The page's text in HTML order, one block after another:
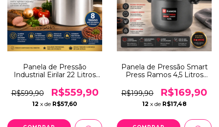
Panela de Pressão
Industrial Eirilar 22 Litros
Travas Certificada
INMETRO
R$599,90 R$559,90
12 x de R$57,60
Panela de Pressão Smart
Press Ramos 4,5 Litros
Flon 7 Camadas
R$199,90 R$169,90
12 x de R$17,48